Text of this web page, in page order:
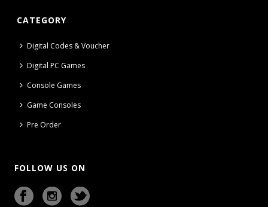
CATEGORY
Digital Codes & Voucher
Digital PC Games
Console Games
Game Consoles
Pre Order
FOLLOW US ON